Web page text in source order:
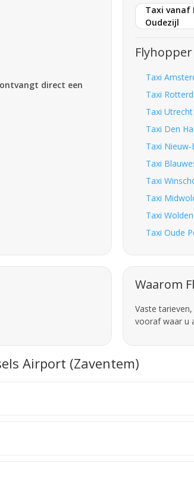
direct een
Taxi vanaf
Oudezijl
Taxi
Taxi
Taxi
Taxi Den
Taxi
Taxi
Taxi
Taxi
Taxi
Taxi Oude
Waarom
Vaste
vooraf waar u
Airport (Zaventem)